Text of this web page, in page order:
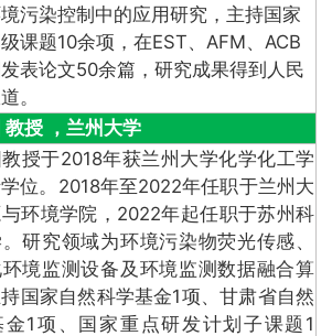
污染控制中的应用研究，主持国家
课题10余项，在EST、AFM、ACB
表论文50余篇，研究成果得到人民
。
教授 ，兰州大学
授于2018年获兰州大学化学化工学
位。2018年至2022年任职于兰州大
环境学院，2022年起任职于苏州科
研究领域为环境污染物荧光传感、
环境监测设备及环境监测数据融合算
国家自然科学基金1项、甘肃省自然
金1项、国家重点研发计划子课题1